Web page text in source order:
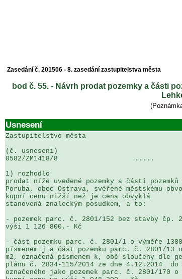
Zasedání č. 201506 - 8. zasedání zastupitelstva města
bod č. 55. - Návrh prodat pozemky a části
Usnesení
Zastupitelstvo města
(č. usneseni)
0582/ZM1418/8                   .....
1) rozhodlo
prodat níže uvedené pozemky a části
Poruba, obec Ostrava, svěřené městskému
kupní cenu nižší než je cena obvyklá
stanovená znaleckým posudkem, a to:
- pozemek parc. č. 2801/152 bez stavby čp.
výši 1 126 800,- Kč
- část pozemku parc. č. 2801/1 o výměře
písmenem j a část pozemku parc. č. 2801/13
m2, označená písmenem k, obě sloučeny dle
plánu č. 2834-115/2014 ze dne 4.12.2014  do
označeného jako pozemek parc. č. 2801/170 o